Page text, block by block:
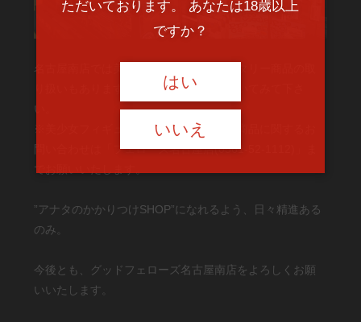
名古屋南店では美少女フィギュア、ミリタリー商品の取
り扱いもあります。ご来店の際は是非覗いてみて下さ
い。
※美少女フィギュアならびにミリタリー商品に関するお
問い合わせは「フェローズ名古屋店(0561-52-1112)」ま
でお願いいたします。
”アナタのかかりつけSHOP”になれるよう、日々精進ある
のみ。
今後とも、グッドフェローズ名古屋南店をよろしくお願
いいたします。
ただいております。 あなたは18歳以上
ですか？
はい
いいえ